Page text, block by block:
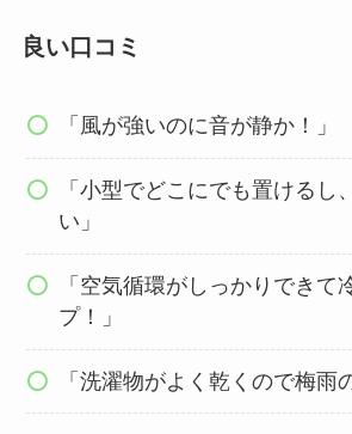
良い口コミ
「風が強いのに音が静か！」
「小型でどこにでも置けるし
い」
「空気循環がしっかりできて
プ！」
「洗濯物がよく乾くので梅雨